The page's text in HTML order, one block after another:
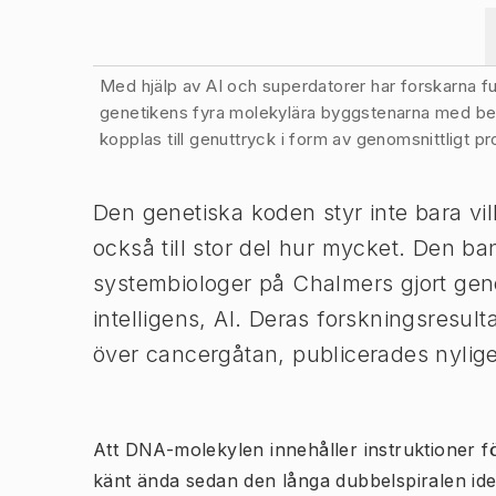
Med hjälp av AI och superdatorer har forskarna
genetikens fyra molekylära byggstenarna med
kopplas till genuttryck i form av genomsnittligt
​Den genetiska koden styr inte bara
också till stor del hur mycket. Den
systembiologer på Chalmers gjort
intelligens, AI. Deras
över cancergåtan, publicerades
Att DNA-molekylen innehåller instruktioner
känt ända sedan den långa dubbelspiralen